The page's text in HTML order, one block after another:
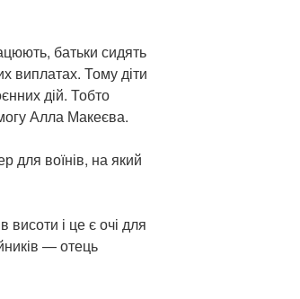
батьки сидять
виплатах. Тому діти
дій. Тобто
Алла Макеєва.
для воїнів, на який
висоти і це є очі для
— отець